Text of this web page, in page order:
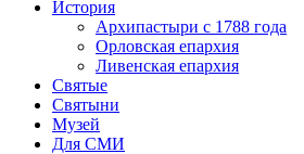
История
Архипастыри с 1788 года
Орловская епархия
Ливенская епархия
Святые
Святыни
Музей
Для СМИ